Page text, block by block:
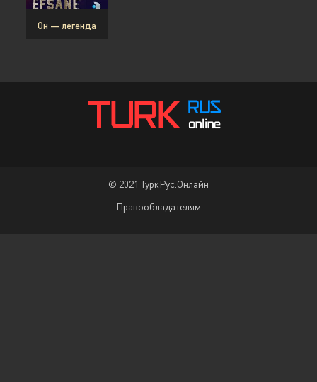
Регистрация
Он — легенда
© 2021 ТуркРус.Онлайн
Правообладателям